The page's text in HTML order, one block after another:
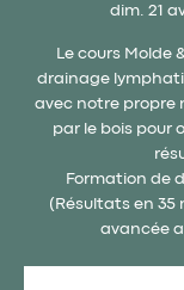
dim. 21
Le cours Molde
drainage
avec notre propre
par le bois pour
Formation de
(Résultats en 35
avancée